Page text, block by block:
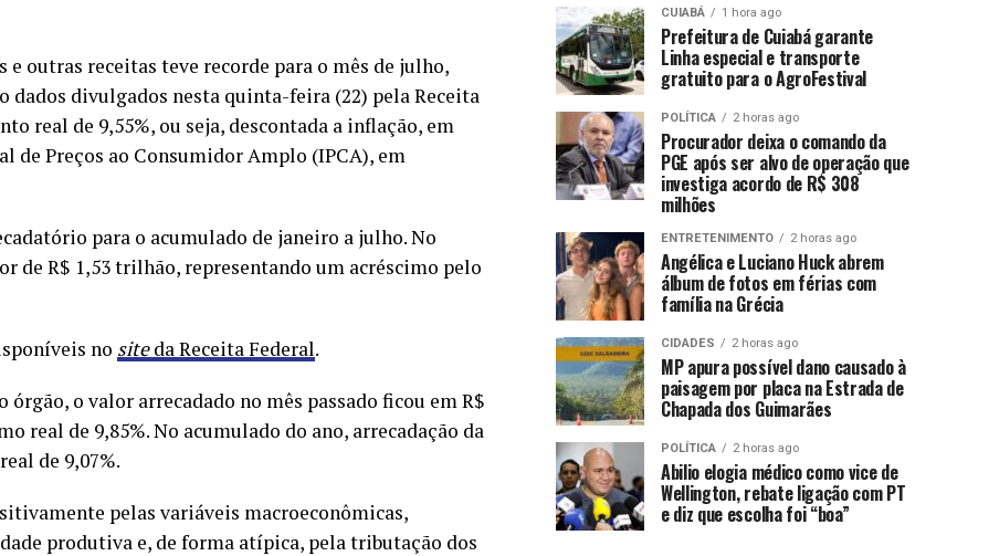
outras receitas teve recorde para o mês de julho,
dados divulgados nesta quinta-feira (22) pela Receita
real de 9,55%, ou seja, descontada a inflação, em
de Preços ao Consumidor Amplo (IPCA), em
para o acumulado de janeiro a julho. No
de R$ 1,53 trilhão, representando um acréscimo pelo
no siteda Receita Federal.
o valor arrecadado no mês passado ficou em R$
real de 9,85%. No acumulado do ano, arrecadação da
de 9,07%.
pelas variáveis macroeconômicas,
produtiva e, de forma atípica, pela tributação dos
CUIABÁ 1 hora ago
Prefeitura de Cuiabá garante
Linha especial e transporte
gratuito para o AgroFestival
POLÍTICA 2 horas ago
Procurador deixa o comando da
PGE após ser alvo de operação que
investiga acordo de R$ 308
milhões
ENTRETENIMENTO 2 horas ago
Angélica e Luciano Huck abrem
álbum de fotos em férias com
família na Grécia
CIDADES 2 horas ago
MP apura possível dano causado à
paisagem por placa na Estrada de
Chapada dos Guimarães
POLÍTICA 2 horas ago
Abilio elogia médico como vice de
Wellington, rebate ligação com PT
e diz que escolha foi “boa”